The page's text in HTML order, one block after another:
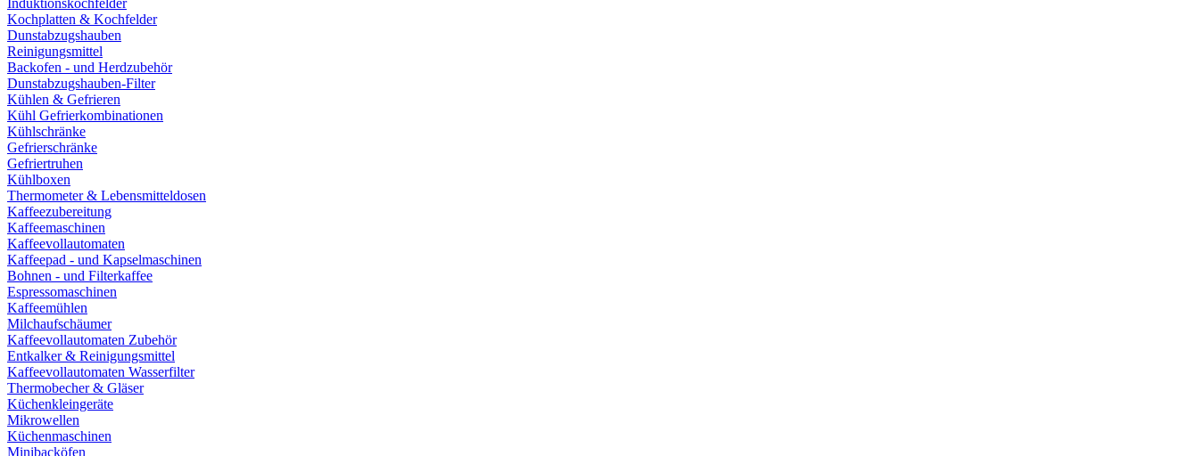
Induktionskochfelder
Kochplatten & Kochfelder
Dunstabzugshauben
Reinigungsmittel
Backofen - und Herdzubehör
Dunstabzugshauben-Filter
Kühlen & Gefrieren
Kühl Gefrierkombinationen
Kühlschränke
Gefrierschränke
Gefriertruhen
Kühlboxen
Thermometer & Lebensmitteldosen
Kaffeezubereitung
Kaffeemaschinen
Kaffeevollautomaten
Kaffeepad - und Kapselmaschinen
Bohnen - und Filterkaffee
Espressomaschinen
Kaffeemühlen
Milchaufschäumer
Kaffeevollautomaten Zubehör
Entkalker & Reinigungsmittel
Kaffeevollautomaten Wasserfilter
Thermobecher & Gläser
Küchenkleingeräte
Mikrowellen
Küchenmaschinen
Minibacköfen